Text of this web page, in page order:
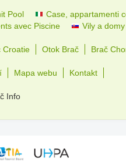
Pool Case, appartamenti
avec Piscine Vily a
Croatie Otok Brač Brač
Mapa webu Kontakt
Info